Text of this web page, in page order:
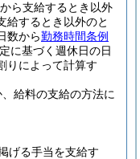
ら支給するとき以外
給するとき以外のと
数から勤務時間条例
に基づく週休日の日
りによって計算す
給料の支給の方法に
げる手当を支給す